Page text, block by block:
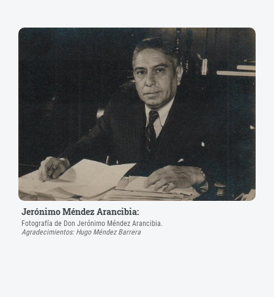
Jerónimo Méndez Arancibia:
Fotografía de Don Jerónimo Méndez Arancibia.
Agradecimientos: Hugo Méndez Barrera